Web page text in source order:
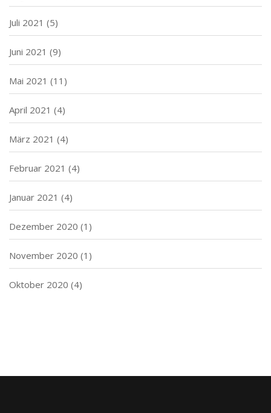
Juli 2021 (5)
Juni 2021 (9)
Mai 2021 (11)
April 2021 (4)
März 2021 (4)
Februar 2021 (4)
Januar 2021 (4)
Dezember 2020 (1)
November 2020 (1)
Oktober 2020 (4)